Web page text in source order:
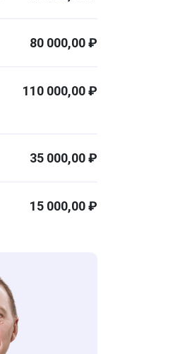
80 000,00 ₽
110 000,00 ₽
35 000,00 ₽
15 000,00 ₽